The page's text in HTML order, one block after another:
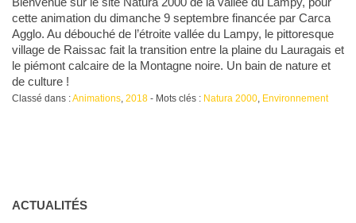
cette animation du dimanche 9 septembre financée par Carca
Agglo. Au débouché de l’étroite vallée du Lampy, le pittoresque
village de Raissac fait la transition entre la plaine du Lauragais et
le piémont calcaire de la Montagne noire. Un bain de nature et
de culture !
Classé dans :Animations, 2018- Mots clés : Natura 2000, Environnement
ACTUALITÉS